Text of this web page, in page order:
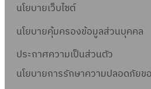
นโยบายเว็บไซต์
นโยบายคุ้มครองข้อมูลส่วนบุคคล
ประกาศความเป็นส่วนตัว
นโยบายการรักษาความปลอดภัยข